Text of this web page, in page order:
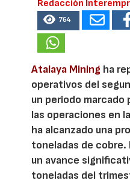
Redacción
764
Atalaya Mining ha
operativos del
un periodo marcado
las operaciones en
ha alcanzado una
toneladas de
un avance
toneladas del